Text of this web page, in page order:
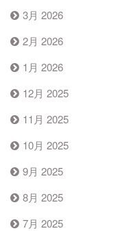
3月 2026
2月 2026
1月 2026
12月 2025
11月 2025
10月 2025
9月 2025
8月 2025
7月 2025